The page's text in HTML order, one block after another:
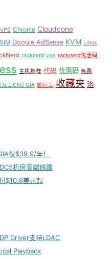
Chrome Cloudcone
Google AdSense KVM Linux
racknerd vps racknerd优惠码
主机推荐 代码 优惠码 免费
瓦工CN2 GIA 搬运工 收藏夹 洛
仅$39.9/年！
机房高端线路
$10.6美元起
Driver支持LDAC
Playback